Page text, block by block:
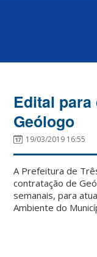
Edital
Geólogo
19/03/2019 16:55
A Prefeitura de
contratação de
semanais, para
Ambiente do